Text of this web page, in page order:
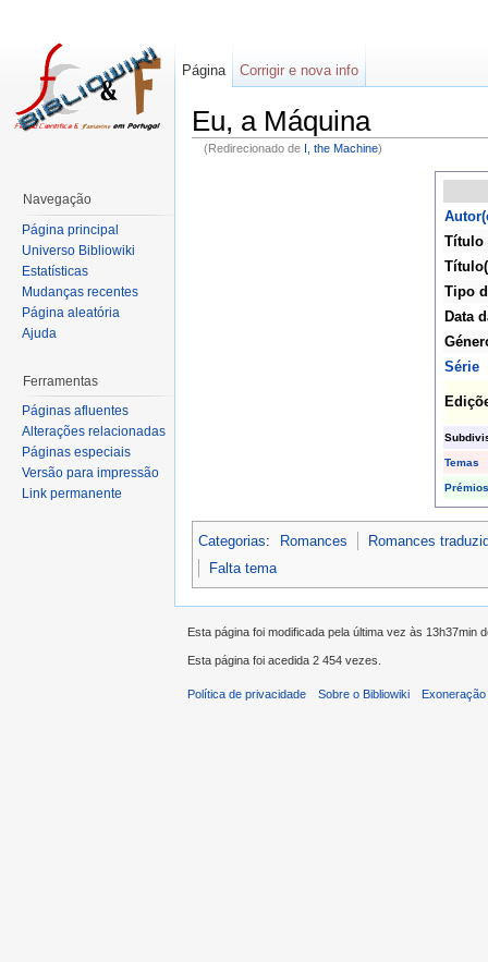
Eu, a Máquina
(Redirecionado de I, the Machine)
Título
Tipo
Data
Série
Temas
Prémios
Categorias: Romances
Romances
Falta tema
Página Corrigir e nova info
Navegação
Página principal
Universo Bibliowiki
Estatísticas
Mudanças recentes
Página aleatória
Ajuda
Ferramentas
Páginas afluentes
Alterações relacionadas
Páginas especiais
Versão para impressão
Link permanente
Esta página foi modificada pela última vez às 13h37min
Esta página foi acedida 2 454 vezes.
Política de privacidade Sobre o Bibliowiki